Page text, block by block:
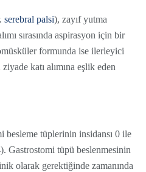
serebral palsi), zayıf yutma
sırasında aspirasyon için bir
formunda ise ilerleyici
ziyade katı alımına eşlik eden
tüplerinin insidansı 0 ile
Gastrostomi tüpü beslenmesinin
olarak gerektiğinde zamanında